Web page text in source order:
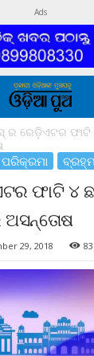
Ads
ର ରେଡ଼ିଏଟର ଫାଟି
ଫାଟି ୪
ଅସନ୍ତୋଷ
29, 2018